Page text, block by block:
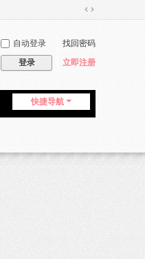
切
到
宽
自动登录
找回密码
登录 立即注册
快捷导航